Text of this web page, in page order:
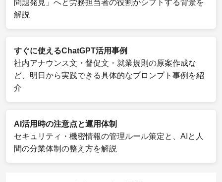
問題発見」へと労務担当者の役割がシフトする背景を
解説
すぐに使えるChatGPT活用事例
社内アナウンス文・督促文・就業規則の原案作成な
ど、明日から実践できる具体的なプロンプト事例を紹
介
AI活用時の注意点と運用体制
セキュリティ・機密情報の管理ルール策定と、AIと人
間の分業体制の整え方を解説